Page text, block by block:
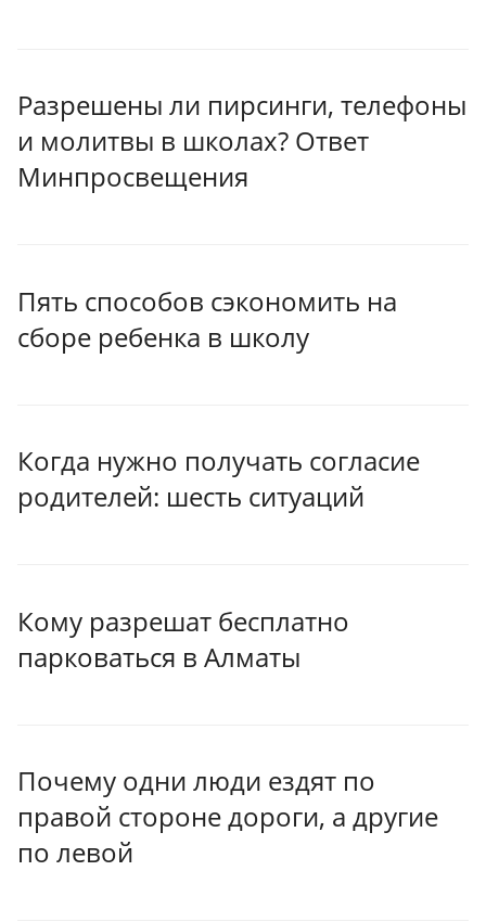
Разрешены ли пирсинги, телефоны
и молитвы в школах? Ответ
Минпросвещения
Пять способов сэкономить на
сборе ребенка в школу
Когда нужно получать согласие
родителей: шесть ситуаций
Кому разрешат бесплатно
парковаться в Алматы
Почему одни люди ездят по
правой стороне дороги, а другие
по левой